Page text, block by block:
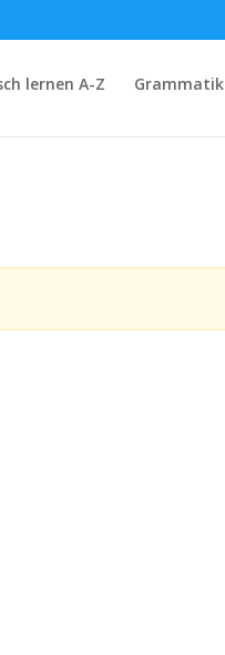
lernen A-Z Grammatik